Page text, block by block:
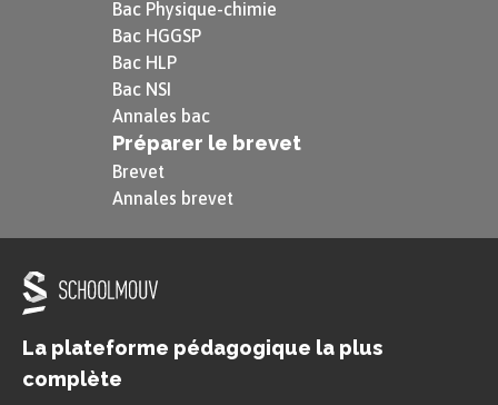
Bac Physique-chimie
Bac HGGSP
Bac HLP
Bac NSI
Annales bac
Préparer le brevet
Brevet
Annales brevet
La plateforme pédagogique la plus
complète